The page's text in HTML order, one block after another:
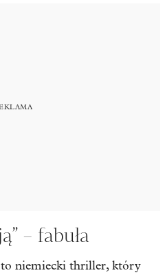
– fabuła
niemiecki thriller, który